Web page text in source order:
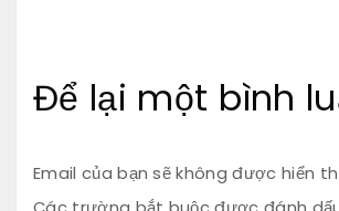
Để lại một bình
Email của bạn sẽ không được hiển